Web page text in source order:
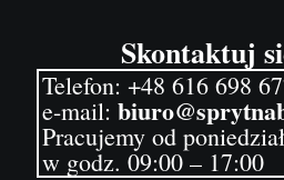
Skontaktuj
Telefon: +48 616 698
e-mail:
Pracujemy od
w godz. 09:00 – 17:00